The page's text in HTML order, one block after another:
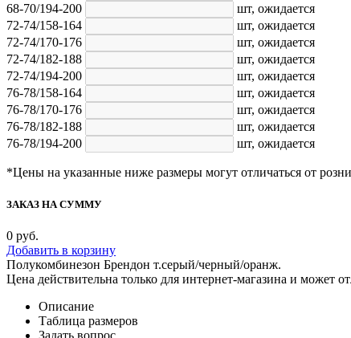
68-70/194-200
шт, ожидается
72-74/158-164
шт, ожидается
72-74/170-176
шт, ожидается
72-74/182-188
шт, ожидается
72-74/194-200
шт, ожидается
76-78/158-164
шт, ожидается
76-78/170-176
шт, ожидается
76-78/182-188
шт, ожидается
76-78/194-200
шт, ожидается
*Цены на указанные ниже размеры могут отличаться от
ЗАКАЗ НА СУММУ
0 руб.
Добавить в корзину
Полукомбинезон Брендон т.серый/черный/оранж.
Цена действительна только для интернет-магазина и может
Описание
Таблица размеров
Задать вопрос